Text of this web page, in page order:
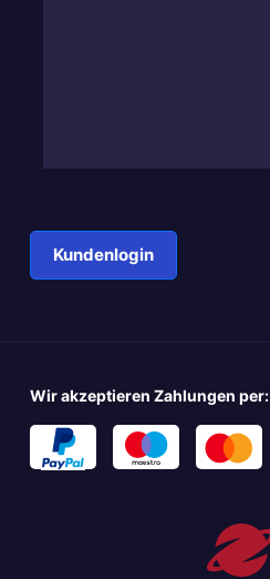
Kundenlogin
Wir akzeptieren Zahlungen per: